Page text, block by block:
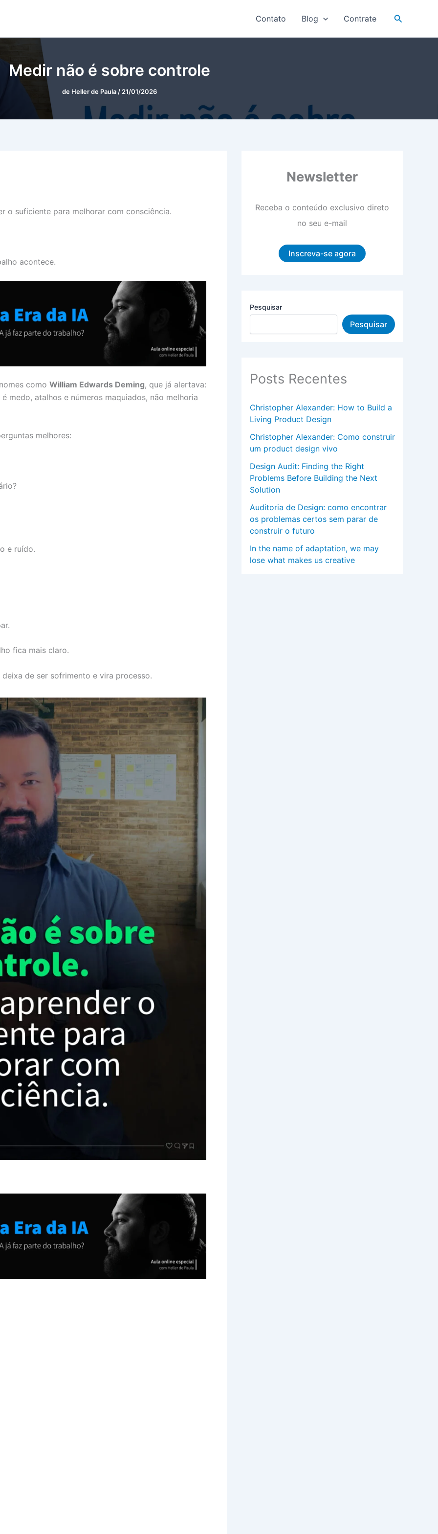
Contato Blog Contrate Pesquisar
Medir não é sobre controle
de Heller de Paula / 21/01/2026
o suficiente para melhorar com consciência.
acontece.
como William Edwards Deming, que já alertava:
medo, atalhos e números maquiados, não melhoria
melhores:
e ruído.
fica mais claro.
de ser sofrimento e vira processo.
Newsletter
Receba o conteúdo exclusivo direto
no seu e-mail
Inscreva-se agora
Pesquisar
Pesquisar
Posts Recentes
Christopher Alexander: How to Build a
Living Product Design
Christopher Alexander: Como construir
um product design vivo
Design Audit: Finding the Right
Problems Before Building the Next
Solution
Auditoria de Design: como encontrar
os problemas certos sem parar de
construir o futuro
In the name of adaptation, we may
lose what makes us creative